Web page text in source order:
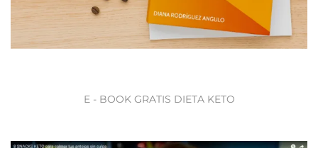
E - BOOK GRATIS DIETA KETO